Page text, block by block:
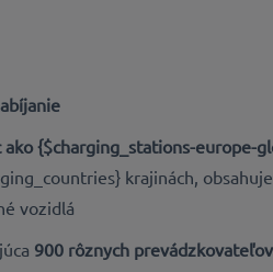
ako {$charging_stations-europe-
krajinách,
vozidlá
900 rôznych prevádzkovateľov